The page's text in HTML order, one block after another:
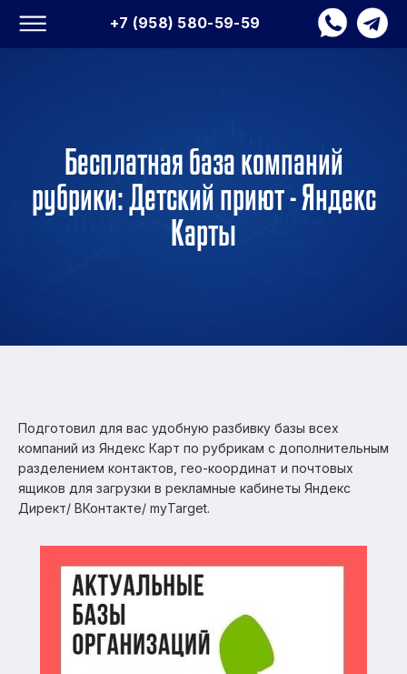
+7 (958) 580-59-59
Бесплатная база компаний
рубрики: Детский приют - Яндекс
Карты
Подготовил для вас удобную разбивку базы всех
компаний из Яндекс Карт по рубрикам с дополнительным
разделением контактов, гео-координат и почтовых
ящиков для загрузки в рекламные кабинеты Яндекс
Директ/ ВКонтакте/ myTarget.